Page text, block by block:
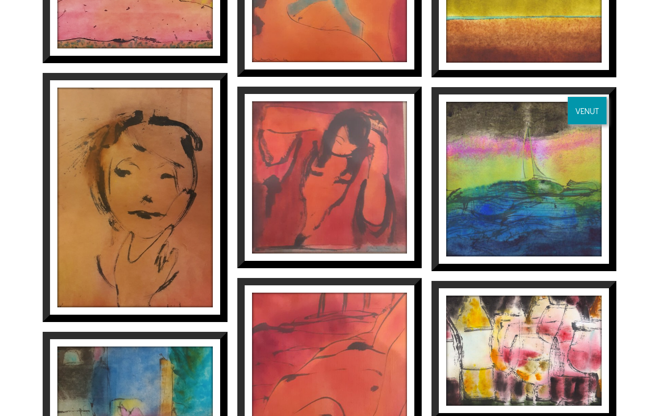
Pèrgamon, Barcelona.
Marcart, Olot, (Girona).
Museu d’Art Jaume Morera Perico Pastor. La Bíblia il·luminada.
Museu del Tabac d’Andorra Capítols. Perico Pastor.
Institut Cervantes de Pequín, Xi’an-Barcelona-Pekin: Camins de paper, rius de tinta.
1993 Medalla Morera de l’Ajuntament de Lleida pel conjunt de la seva obra
1997 Premi especial del Comitè Olímpic Espanyol en la Biennal de l’Esport en les Belles Arts.
Per a més informació de l’il·lustradora Perico Pastor aEspai Cavallers Gallery
Perico Pastor
€
DONA
Perico Pastor
3.200€
MAS
Perico Pastor
1.100 €
TOILETTE
Perico Pastor
900€
DESPUÉS
Perico Pastor
€
VENUT
SQUALL
Perico Pastor
700€
CÔTE D’OR
Perico Pastor
1.200€